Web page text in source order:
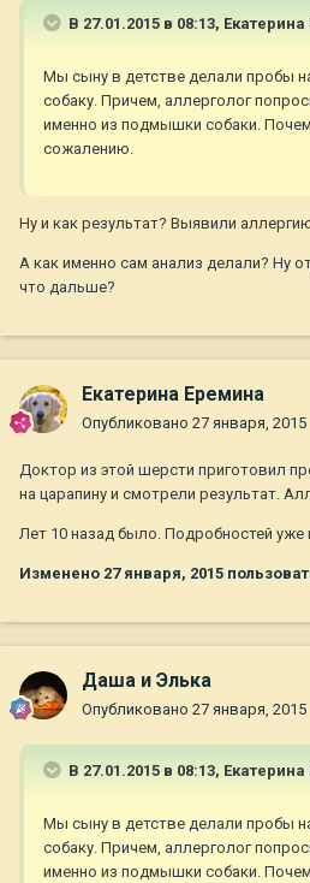
В 27.01.2015 в 08:13,
Мы сыну в детстве делали пробы
собаку. Причем, аллерголог
именно из подмышки собаки.
сожалению.
Ну и как результат? Выявили
А как именно сам анализ делали? Ну
что дальше?
Екатерина Еремина
Опубликовано 27 января, 2015
Доктор из этой шерсти приготовил
на царапину и смотрели результат.
Лет 10 назад было. Подробностей уже
Изменено 27 января, 2015
Даша и Элька
Опубликовано 27 января, 2015
В 27.01.2015 в 08:13,
Мы сыну в детстве делали пробы
собаку. Причем, аллерголог
именно из подмышки собаки.